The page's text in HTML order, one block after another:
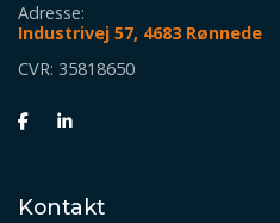
Adresse:
Industrivej 57, 4683 Rønnede
CVR: 35818650
Kontakt